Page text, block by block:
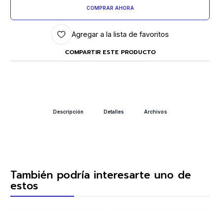
COMPRAR AHORA
Agregar a la lista de favoritos
COMPARTIR ESTE PRODUCTO
Descripción Detalles Archivos
También podría interesarte uno de
estos